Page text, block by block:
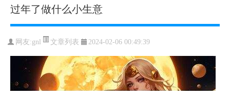
过年了做什么小生意
网友:gnl 文章列表 2024-02-06 00:49:39